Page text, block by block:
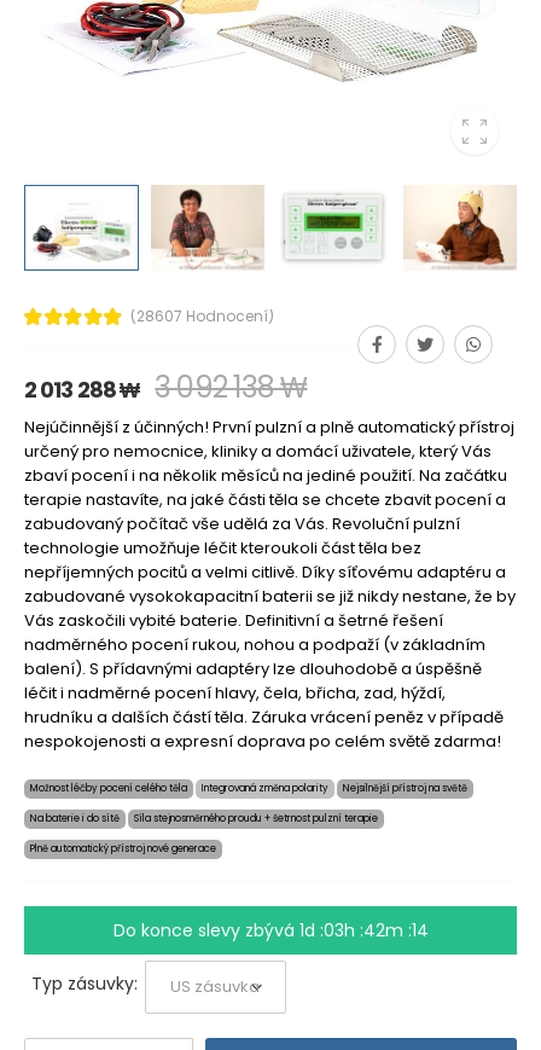
(28607 Hodnocení)
2 013 288 ₩ 3 092 138 ₩
Nejúčinnější z účinných! První pulzní a plně automatický přístroj
určený pro nemocnice, kliniky a domácí uživatele, který Vás
zbaví pocení i na několik měsíců na jediné použití. Na začátku
terapie nastavíte, na jaké části těla se chcete zbavit pocení a
zabudovaný počítač vše udělá za Vás. Revoluční pulzní
technologie umožňuje léčit kteroukoli část těla bez
nepříjemných pocitů a velmi citlivě. Díky síťovému adaptéru a
zabudované vysokokapacitní baterii se již nikdy nestane, že by
Vás zaskočili vybité baterie. Definitivní a šetrné řešení
nadměrného pocení rukou, nohou a podpaží (v základním
balení). S přídavnými adaptéry lze dlouhodobě a úspěšně
léčit i nadměrné pocení hlavy, čela, břicha, zad, hýždí,
hrudníku a dalších částí těla. Záruka vrácení peněz v případě
nespokojenosti a expresní doprava po celém světě zdarma!
Možnost léčby pocení celého těla Integrovaná změna polarity Nejsilnější přístroj na světě
Na baterie i do sítě Síla stejnosměrného proudu + šetrnost pulzní terapie
Plně automatický přístroj nové generace
Do konce slevy zbývá1d :03h :42m :13
Typ zásuvky: